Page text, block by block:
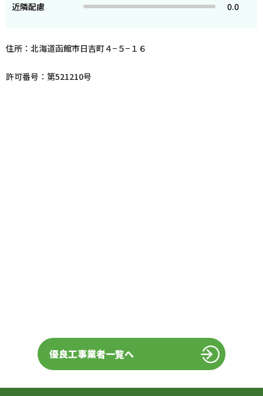
近隣配慮
0.0
住所：北海道函館市日吉町４−５−１６
許可番号：第521210号
優良工事業者一覧へ